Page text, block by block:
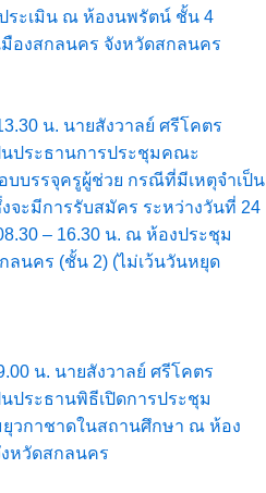
ระเมิน ณ ห้องนพรัตน์ ชั้น 4
มืองสกลนคร จังหวัดสกลนคร
น. นายสังวาลย์ ศรีโคตร
ประธานการประชุมคณะ
บบรรจุครูผู้ช่วย กรณีที่มีเหตุจำเป็น
จะมีการรับสมัคร ระหว่างวันที่ 24
– 16.30 น. ณ ห้องประชุม
ลนคร (ชั้น 2) (ไม่เว้นวันหยุด
น. นายสังวาลย์ ศรีโคตร
ประธานพิธีเปิดการประชุม
ยุวกาชาดในสถานศึกษา ณ ห้อง
หวัดสกลนคร